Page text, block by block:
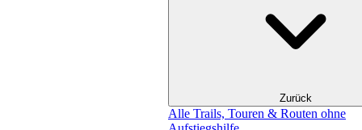
Zurück
Alle Trails, Touren & Routen ohne